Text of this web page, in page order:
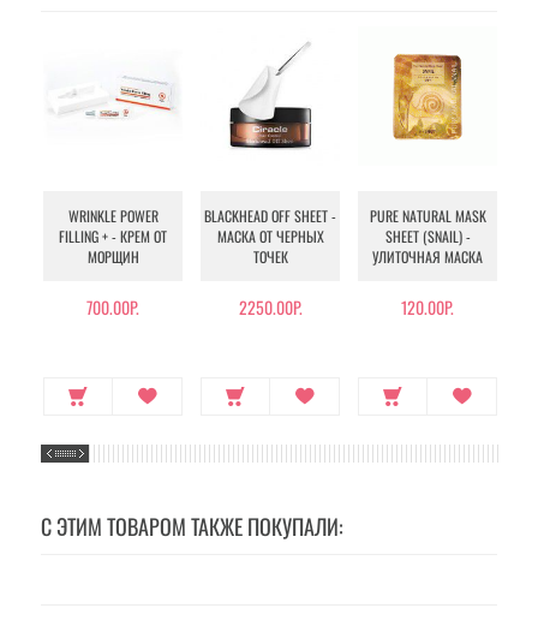
WRINKLE POWER
FILLING + - КРЕМ ОТ
МОРЩИН
700.00Р.
BLACKHEAD OFF SHEET -
МАСКА ОТ ЧЕРНЫХ
ТОЧЕК
2250.00Р.
PURE NATURAL MASK
SHEET (SNAIL) -
УЛИТОЧНАЯ МАСКА
120.00Р.
С ЭТИМ ТОВАРОМ ТАКЖЕ ПОКУПАЛИ: